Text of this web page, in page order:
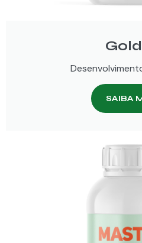
SAIBA